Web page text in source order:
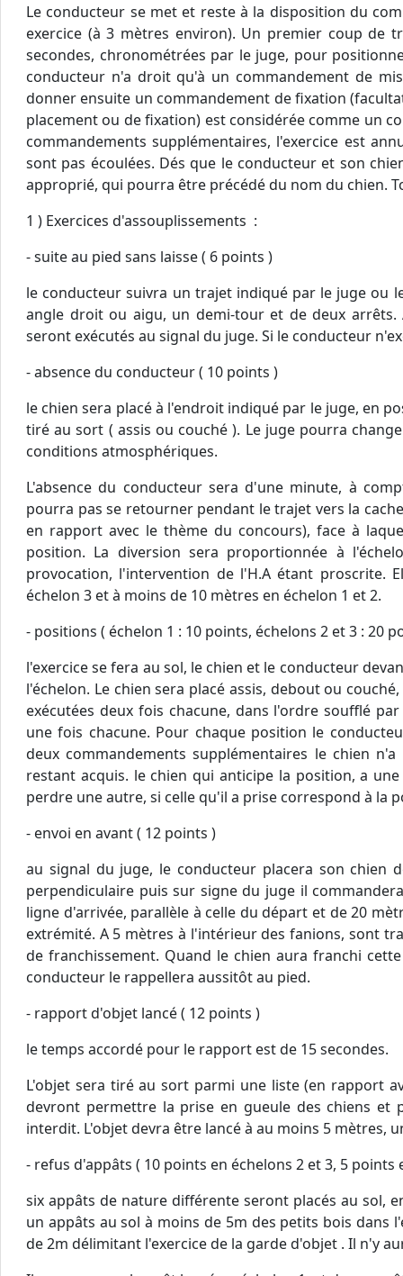
Le conducteur se met et reste à la disposition du
exercice (à 3 mètres environ). Un premier coup de
secondes, chronométrées par le juge, pour
conducteur n'a droit qu'à un commandement de
donner ensuite un commandement de fixation
placement ou de fixation) est considérée comme un
commandements supplémentaires, l'exercice est
sont pas écoulées. Dés que le conducteur et son
approprié, qui pourra être précédé du nom du chien.
1 ) Exercices d'assouplissements :
- suite au pied sans laisse ( 6 points )
le conducteur suivra un trajet indiqué par le juge ou
angle droit ou aigu, un demi-tour et de deux
seront exécutés au signal du juge. Si le conducteur
- absence du conducteur ( 10 points )
le chien sera placé à l'endroit indiqué par le juge, en
tiré au sort ( assis ou couché ). Le juge pourra
conditions atmosphériques.
L'absence du conducteur sera d'une minute, à
pourra pas se retourner pendant le trajet vers la
en rapport avec le thème du concours), face à
position. La diversion sera proportionnée à
provocation, l'intervention de l'H.A étant proscrite.
échelon 3 et à moins de 10 mètres en échelon 1 et 2.
- positions ( échelon 1 : 10 points, échelons 2 et 3 : 20
l'exercice se fera au sol, le chien et le conducteur
l'échelon. Le chien sera placé assis, debout ou
exécutées deux fois chacune, dans l'ordre soufflé
une fois chacune. Pour chaque position le
deux commandements supplémentaires le chien
restant acquis. le chien qui anticipe la position, a
perdre une autre, si celle qu'il a prise correspond à la
- envoi en avant ( 12 points )
au signal du juge, le conducteur placera son
perpendiculaire puis sur signe du juge il
ligne d'arrivée, parallèle à celle du départ et de 20
extrémité. A 5 mètres à l'intérieur des fanions, sont
de franchissement. Quand le chien aura franchi
conducteur le rappellera aussitôt au pied.
- rapport d'objet lancé ( 12 points )
le temps accordé pour le rapport est de 15 secondes.
L'objet sera tiré au sort parmi une liste (en rapport
devront permettre la prise en gueule des chiens et
interdit. L'objet devra être lancé à au moins 5 mètres,
- refus d'appâts ( 10 points en échelons 2 et 3, 5 points
six appâts de nature différente seront placés au sol,
un appâts au sol à moins de 5m des petits bois
de 2m délimitant l'exercice de la garde d'objet . Il n'y